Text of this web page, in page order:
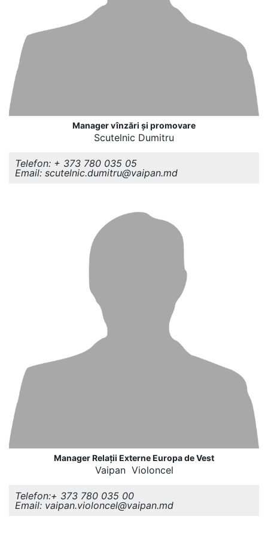
Manager vînzări și promovare
Scutelnic Dumitru
Telefon: + 373 780 035 05
Email: scutelnic.dumitru@vaipan.md
Manager Relații Externe Europa de Vest
Vaipan Violoncel
Telefon:+ 373 780 035 00
Email: vaipan.violoncel@vaipan.md